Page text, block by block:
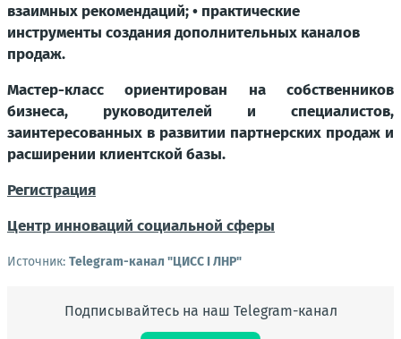
взаимных рекомендаций; • практические
инструменты создания дополнительных каналов
продаж.
Мастер-класс ориентирован на собственников
бизнеса, руководителей и специалистов,
заинтересованных в развитии партнерских продаж и
расширении клиентской базы.
Регистрация
Центр инноваций социальной сферы
Источник: Telegram-канал "ЦИСС I ЛНР"
Подписывайтесь на наш Telegram-канал